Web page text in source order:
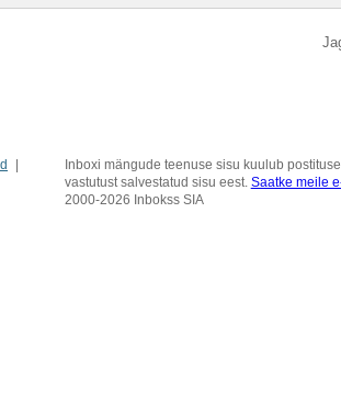
Inboxi mängude teenuse sisu kuulub
vastutust salvestatud sisu eest. Saatke meile
2000-2026 Inbokss SIA